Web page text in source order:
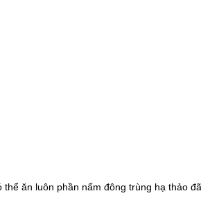
ăn luôn phần nấm đông trùng hạ thảo đã